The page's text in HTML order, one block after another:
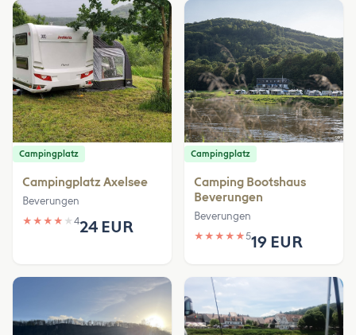
Campingplatz
Campingplatz Axelsee
Beverungen
★ ★ ★ ★ ★ 424 EUR
Campingplatz
Camping Bootshaus
Beverungen
Beverungen
★ ★ ★ ★ ★519 EUR